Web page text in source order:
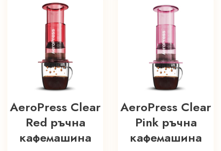
AeroPress Clear
Red ръчна
кафемашина
AeroPress Clear
Pink ръчна
кафемашина